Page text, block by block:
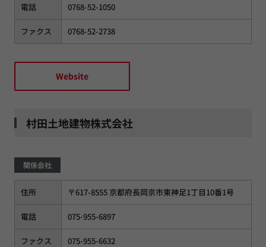
電話 0768-52-1050
ファクス 0768-52-2738
Website
村田土地建物株式会社
関係会社
住所 〒617-8555 京都府長岡京市東神足1丁目10番1号
電話 075-955-6897
ファクス 075-955-6632